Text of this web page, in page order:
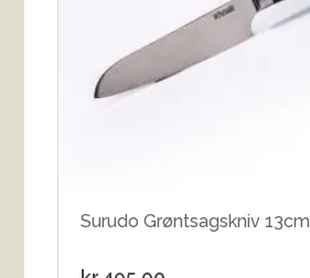
Surudo Grøntsagskniv 13cm